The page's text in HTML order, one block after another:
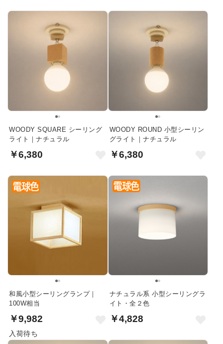
WOODY SQUARE シーリング
ライト｜ナチュラル
￥6,380
WOODY ROUND 小型シーリン
グライト｜ナチュラル
￥6,380
和風小型シーリングランプ｜
100W相当
￥9,982
入荷待ち
ナチュラル系 小型シーリングラ
イト・全２色
￥4,828